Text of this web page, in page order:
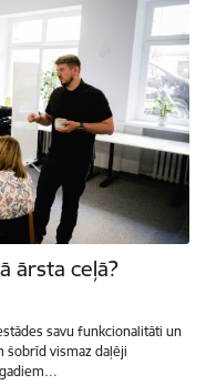
ārsta ceļā?
savu funkcionalitāti un
šobrīd vismaz daļēji